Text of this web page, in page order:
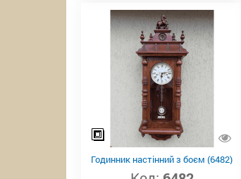
Годинник настінний з боєм (6482)